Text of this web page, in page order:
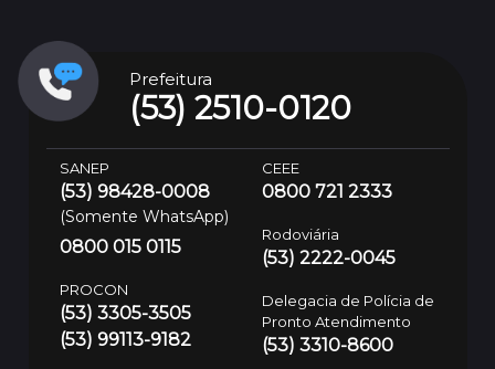
Prefeitura
(53) 2510-0120
SANEP
(53) 98428-0008
(Somente WhatsApp)
0800 015 0115
PROCON
(53) 3305-3505
(53) 99113-9182
CEEE
0800 721 2333
Rodoviária
(53) 2222-0045
Delegacia de Polícia de
Pronto Atendimento
(53) 3310-8600